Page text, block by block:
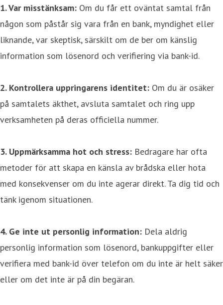
1. Var misstänksam: Om du får ett oväntat samtal från
någon som påstår sig vara från en bank, myndighet eller
liknande, var skeptisk, särskilt om de ber om känslig
information som lösenord och verifiering via bank-id.
2. Kontrollera uppringarens identitet: Om du är osäker
på samtalets äkthet, avsluta samtalet och ring upp
verksamheten på deras officiella nummer.
3. Uppmärksamma hot och stress: Bedragare har ofta
metoder för att skapa en känsla av brådska eller hota
med konsekvenser om du inte agerar direkt. Ta dig tid och
tänk igenom situationen.
4. Ge inte ut personlig information: Dela aldrig
personlig information som lösenord, bankuppgifter eller
verifiera med bank-id över telefon om du inte är helt säker
eller om det inte är på din begäran.